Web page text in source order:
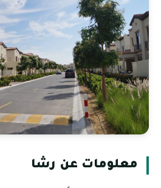
معلومات عن رشا